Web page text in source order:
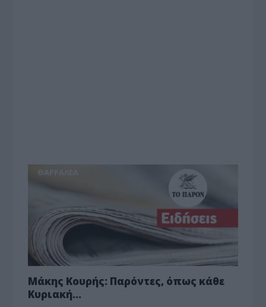
ΘΑΡΡΑΛΕΑ
Μάκης Κουρής: Παρόντες, όπως κάθε
Κυριακή…